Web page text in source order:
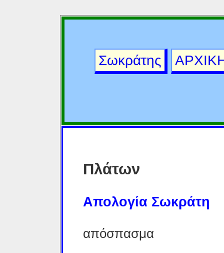
Σωκράτης
Πλάτων
Απολογία Σωκράτη
απόσπασμα